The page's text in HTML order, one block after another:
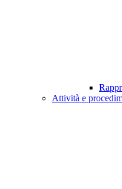
Attività e